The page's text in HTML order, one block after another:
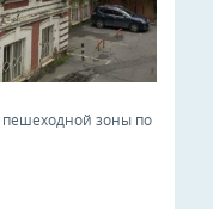
пешеходной зоны по